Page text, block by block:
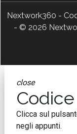
Nextwork360 -
- © 2026
close
Codice
Clicca sul
negli appunti.